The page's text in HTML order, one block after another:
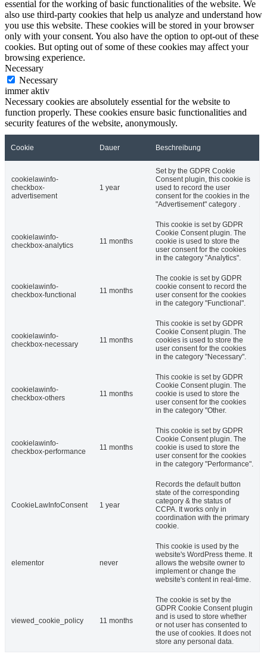
essential for the working of basic functionalities of the website. We
also use third-party cookies that help us analyze and understand how
you use this website. These cookies will be stored in your browser
only with your consent. You also have the option to opt-out of these
cookies. But opting out of some of these cookies may affect your
browsing experience.
Necessary
Necessary
immer aktiv
Necessary cookies are absolutely essential for the website to
function properly. These cookies ensure basic functionalities and
security features of the website, anonymously.
Cookie Dauer Beschreibung
cookielawinfo-
checkbox-
advertisement
1 year
Set by the GDPR Cookie
Consent plugin, this cookie is
used to record the user
consent for the cookies in the
"Advertisement" category .
cookielawinfo-
checkbox-analytics
11 months
This cookie is set by GDPR
Cookie Consent plugin. The
cookie is used to store the
user consent for the cookies
in the category "Analytics".
cookielawinfo-
checkbox-functional
11 months
The cookie is set by GDPR
cookie consent to record the
user consent for the cookies
in the category "Functional".
cookielawinfo-
checkbox-necessary
11 months
This cookie is set by GDPR
Cookie Consent plugin. The
cookies is used to store the
user consent for the cookies
in the category "Necessary".
cookielawinfo-
checkbox-others
11 months
This cookie is set by GDPR
Cookie Consent plugin. The
cookie is used to store the
user consent for the cookies
in the category "Other.
cookielawinfo-
checkbox-performance
11 months
This cookie is set by GDPR
Cookie Consent plugin. The
cookie is used to store the
user consent for the cookies
in the category "Performance".
CookieLawInfoConsent 1 year
Records the default button
state of the corresponding
category & the status of
CCPA. It works only in
coordination with the primary
cookie.
elementor never
This cookie is used by the
website's WordPress theme. It
allows the website owner to
implement or change the
website's content in real-time.
viewed_cookie_policy 11 months
The cookie is set by the
GDPR Cookie Consent plugin
and is used to store whether
or not user has consented to
the use of cookies. It does not
store any personal data.